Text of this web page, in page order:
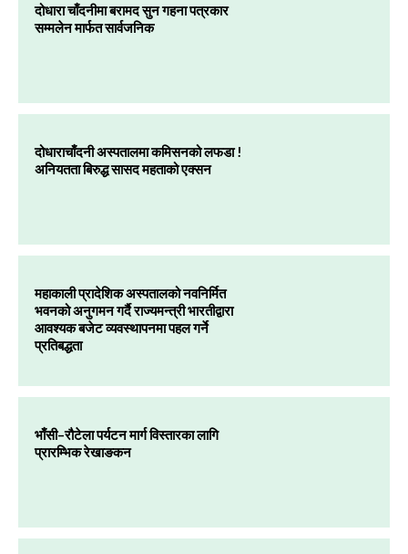
दोधारा चाँदनीमा बरामद सुन गहना पत्रकार
सम्मलेन मार्फत सार्वजनिक
दोधाराचाँदनी अस्पतालमा कमिसनको लफडा !
अनियतता बिरुद्ध सासद महताको एक्सन
महाकाली प्रादेशिक अस्पतालको नवनिर्मित
भवनको अनुगमन गर्दै राज्यमन्त्री भारतीद्वारा
आवश्यक बजेट व्यवस्थापनमा पहल गर्ने
प्रतिबद्धता
भाँसी–रौटेला पर्यटन मार्ग विस्तारका लागि
प्रारम्भिक रेखाङकन